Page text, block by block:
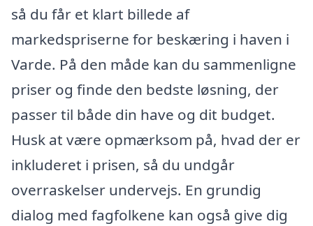
så du får et klart billede af
markedspriserne for beskæring i haven i
Varde. På den måde kan du sammenligne
priser og finde den bedste løsning, der
passer til både din have og dit budget.
Husk at være opmærksom på, hvad der er
inkluderet i prisen, så du undgår
overraskelser undervejs. En grundig
dialog med fagfolkene kan også give dig